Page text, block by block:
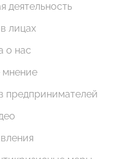
деятельность
лицах
о нас
предпринимателей